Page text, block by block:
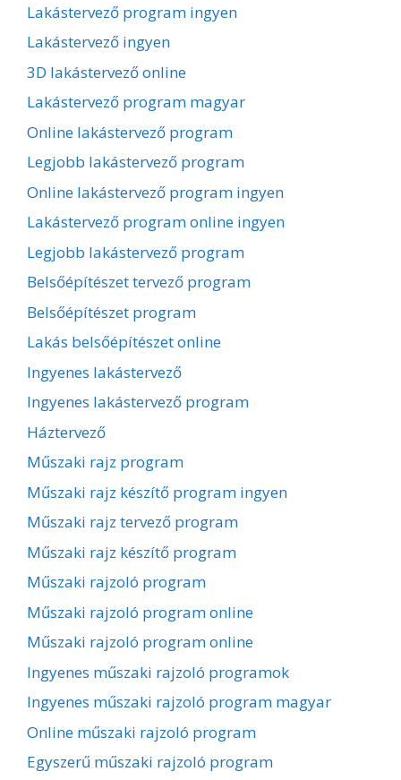
Lakástervező program ingyen
Lakástervező ingyen
3D lakástervező online
Lakástervező program magyar
Online lakástervező program
Legjobb lakástervező program
Online lakástervező program ingyen
Lakástervező program online ingyen
Legjobb lakástervező program
Belsőépítészet tervező program
Belsőépítészet program
Lakás belsőépítészet online
Ingyenes lakástervező
Ingyenes lakástervező program
Háztervező
Műszaki rajz program
Műszaki rajz készítő program ingyen
Műszaki rajz tervező program
Műszaki rajz készítő program
Műszaki rajzoló program
Műszaki rajzoló program online
Műszaki rajzoló program online
Ingyenes műszaki rajzoló programok
Ingyenes műszaki rajzoló program magyar
Online műszaki rajzoló program
Egyszerű műszaki rajzoló program